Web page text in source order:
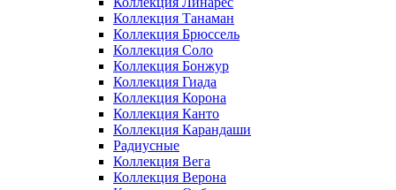
Коллекция Танаман
Коллекция Брюссель
Коллекция Соло
Коллекция Бонжур
Коллекция Гиада
Коллекция Корона
Коллекция Канто
Коллекция Карандаши
Радиусные
Коллекция Вега
Коллекция Верона